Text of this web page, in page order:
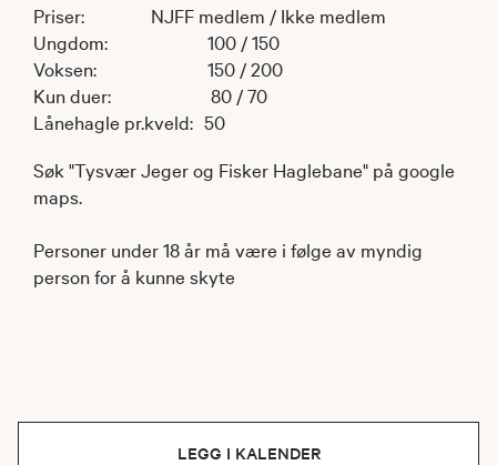
Priser: NJFF medlem / Ikke medlem
Ungdom: 100 / 150
Voksen: 150 / 200
Kun duer: 80 / 70
Lånehagle pr.kveld: 50
Søk "Tysvær Jeger og Fisker Haglebane" på google
maps.
Personer under 18 år må være i følge av myndig
person for å kunne skyte
LEGG I KALENDER